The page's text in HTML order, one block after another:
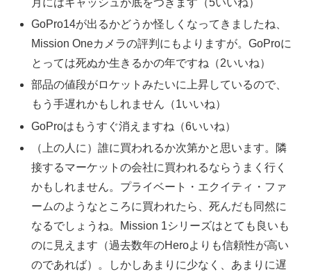
月にはキャッシュが底をつきます（5いいね）
GoPro14が出るかどうか怪しくなってきましたね、
Mission Oneカメラの評判にもよりますが。GoProに
とっては死ぬか生きるかの年ですね（2いいね）
部品の値段がロケットみたいに上昇しているので、
もう手遅れかもしれません（1いいね）
GoProはもうすぐ消えますね（6いいね）
（上の人に）誰に買われるか次第かと思います。隣
接するマーケットの会社に買われるならうまく行く
かもしれません。プライベート・エクイティ・ファ
ームのようなところに買われたら、死んだも同然に
なるでしょうね。Mission 1シリーズはとても良いも
のに見えます（過去数年のHeroよりも信頼性が高い
のであれば）。しかしあまりに少なく、あまりに遅